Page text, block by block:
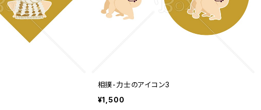
相撲-力士のアイコン3
¥1,500